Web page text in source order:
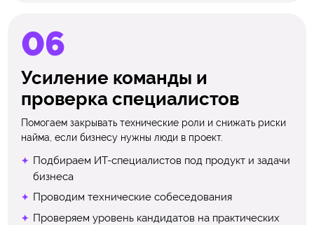
Усиление команды и
проверка специалистов
Помогаем закрывать технические роли и снижать риски
найма, если бизнесу нужны люди в проект.
Подбираем ИТ-специалистов под продукт и задачи
бизнеса
Проводим технические собеседования
Проверяем уровень кандидатов на практических